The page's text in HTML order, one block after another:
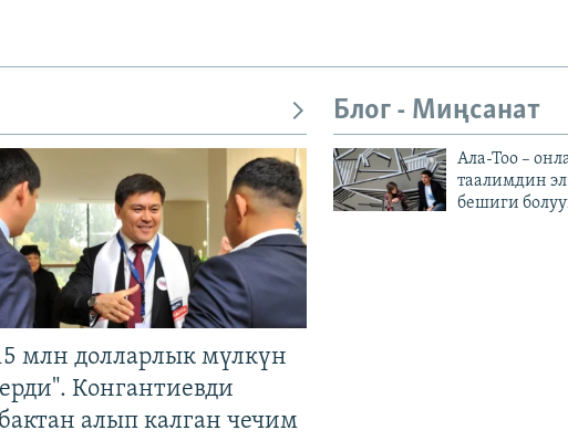
млн долларлык мүлкүн
Конгантиевди
алып калган чечим
Блог - Миңсанат
Ала-Тоо –
таалимдин
бешиги